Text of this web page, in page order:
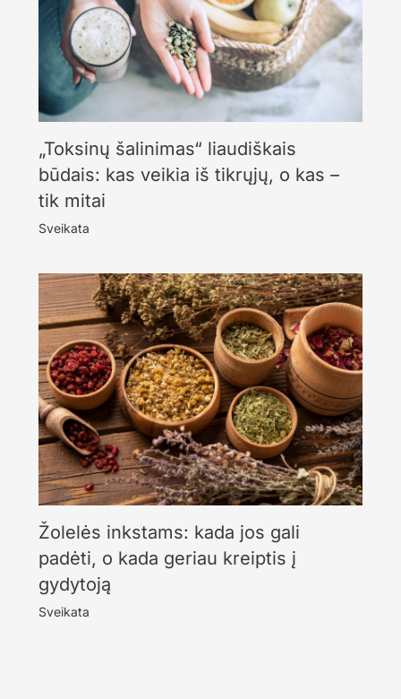
„Toksinų šalinimas“ liaudiškais
būdais: kas veikia iš tikrųjų, o kas –
tik mitai
Sveikata
Žolelės inkstams: kada jos gali
padėti, o kada geriau kreiptis į
gydytoją
Sveikata